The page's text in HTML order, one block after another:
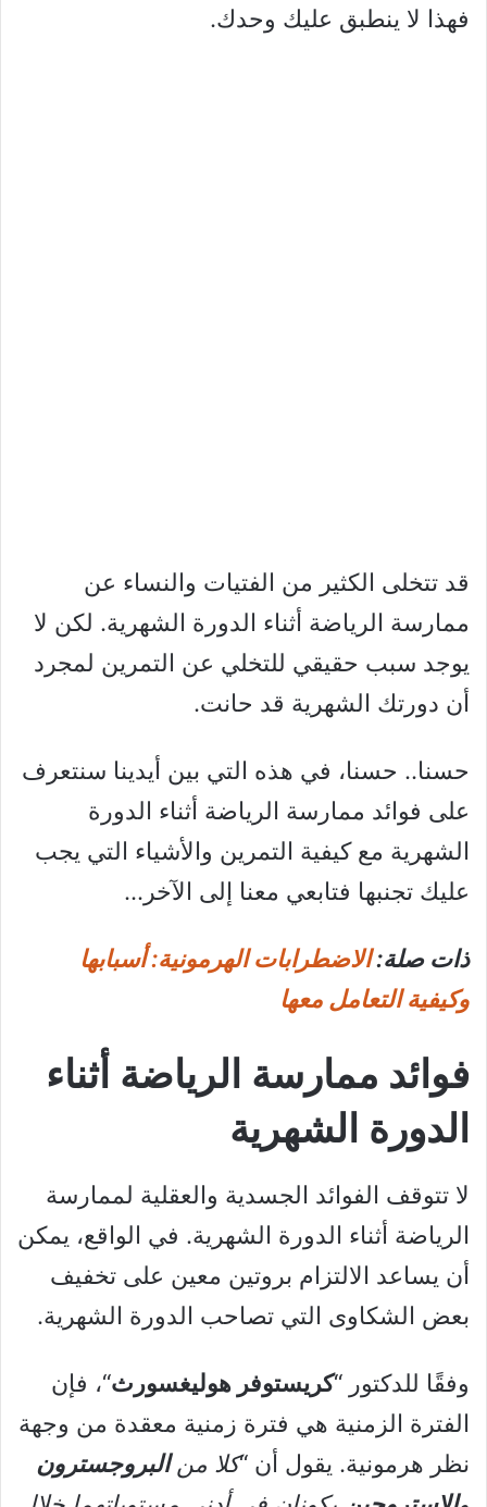
فهذا لا ينطبق عليك وحدك.
قد تتخلى الكثير من الفتيات والنساء عن
ممارسة الرياضة أثناء الدورة الشهرية. لكن لا
يوجد سبب حقيقي للتخلي عن التمرين لمجرد
أن دورتك الشهرية قد حانت.
حسنا.. حسنا، في هذه التي بين أيدينا سنتعرف
على فوائد ممارسة الرياضة أثناء الدورة
الشهرية مع كيفية التمرين والأشياء التي يجب
عليك تجنبها فتابعي معنا إلى الآخر…
ذات صلة:الاضطرابات الهرمونية: أسبابها
وكيفية التعامل معها
فوائد ممارسة الرياضة أثناء
الدورة الشهرية
لا تتوقف الفوائد الجسدية والعقلية لممارسة
الرياضة أثناء الدورة الشهرية. في الواقع، يمكن
أن يساعد الالتزام بروتين معين على تخفيف
بعض الشكاوى التي تصاحب الدورة الشهرية.
وفقًا للدكتور “كريستوفر هوليغسورث“، فإن
الفترة الزمنية هي فترة زمنية معقدة من وجهة
نظر هرمونية. يقول أن “كلا منالبروجسترون